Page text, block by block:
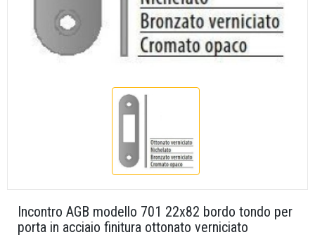
Incontro AGB modello 701 22x82 bordo tondo per
porta in acciaio finitura ottonato verniciato